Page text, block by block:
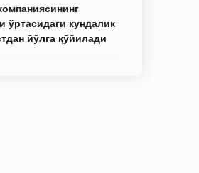
ўртасидаги кундалик
йўлга қўйилади